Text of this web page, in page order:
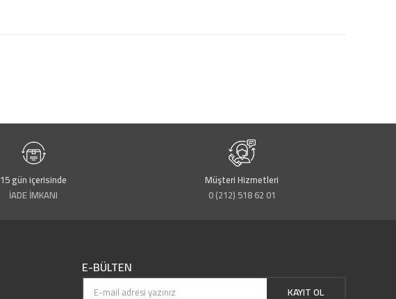
15 gün içerisinde
İADE İMKANI
Müşteri Hizmetleri
0 (212) 518 62 01
E-BÜLTEN
KAYIT OL